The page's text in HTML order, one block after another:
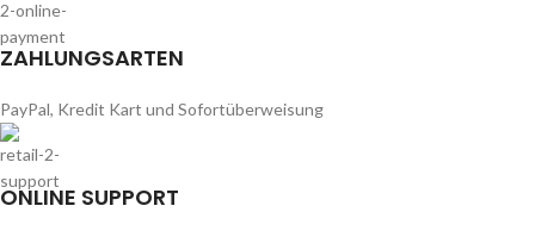
ZAHLUNGSARTEN
PayPal, Kredit Kart und Sofortüberweisung
ONLINE SUPPORT